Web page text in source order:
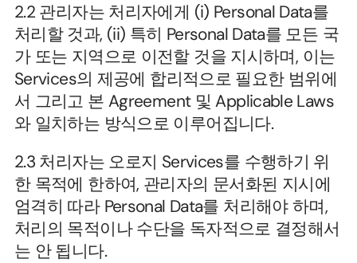
2.2 관리자는 처리자에게 (i) Personal Data를
처리할 것과, (ii) 특히 Personal Data를 모든 국
가 또는 지역으로 이전할 것을 지시하며, 이는
Services의 제공에 합리적으로 필요한 범위에
서 그리고 본 Agreement 및 Applicable Laws
와 일치하는 방식으로 이루어집니다.
2.3 처리자는 오로지 Services를 수행하기 위
한 목적에 한하여, 관리자의 문서화된 지시에
엄격히 따라 Personal Data를 처리해야 하며,
처리의 목적이나 수단을 독자적으로 결정해서
는 안 됩니다.